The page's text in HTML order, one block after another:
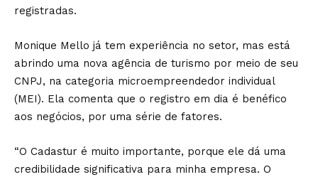
registradas.
Monique Mello já tem experiência no setor, mas está
abrindo uma nova agência de turismo por meio de seu
CNPJ, na categoria microempreendedor individual
(MEI). Ela comenta que o registro em dia é benéfico
aos negócios, por uma série de fatores.
“O Cadastur é muito importante, porque ele dá uma
credibilidade significativa para minha empresa. O